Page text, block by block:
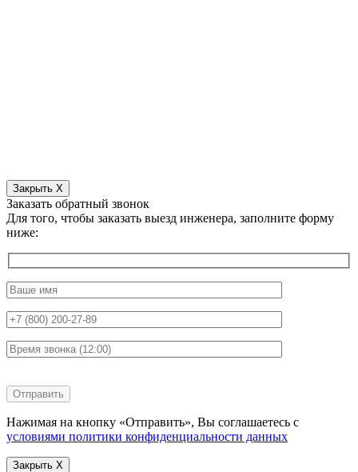
Закрыть X
Заказать обратный звонок
Для того, чтобы заказать выезд инженера, заполните форму
ниже:
Нажимая на кнопку «Отправить», Вы соглашаетесь с
условиями политики конфиденциальности данных
Закрыть X